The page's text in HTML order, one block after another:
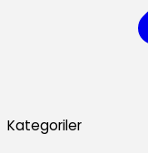
Kategoriler